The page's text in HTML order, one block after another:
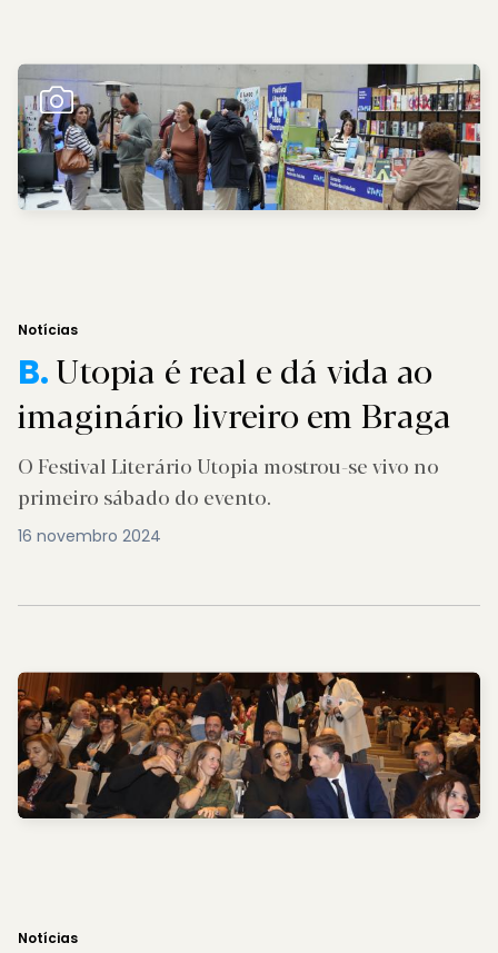
Notícias
B.Utopia é real e dá vida ao
imaginário livreiro em Braga
O Festival Literário Utopia mostrou-se vivo no
primeiro sábado do evento.
16 novembro 2024
Notícias